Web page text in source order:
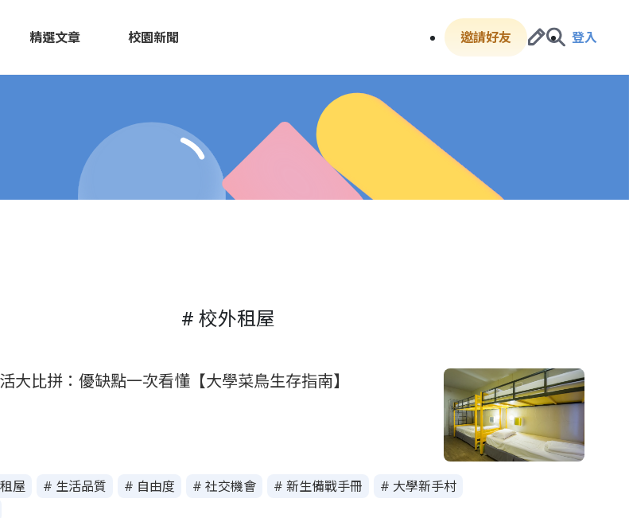
精選文章 校園新聞 邀請好友 登入
# 校外租屋
大比拼：優缺點一次看懂【大學菜鳥生存指南】
屋 # 生活品質 # 自由度 # 社交機會 # 新生備戰手冊
# 大學新手村